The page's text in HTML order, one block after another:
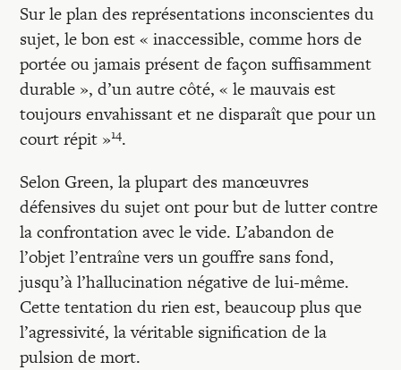
Sur le plan des représentations inconscientes du
sujet, le bon est « inaccessible, comme hors de
portée ou jamais présent de façon suffisamment
durable », d’un autre côté, « le mauvais est
toujours envahissant et ne disparaît que pour un
court répit »14.
Selon Green, la plupart des manœuvres
défensives du sujet ont pour but de lutter contre
la confrontation avec le vide. L’abandon de
l’objet l’entraîne vers un gouffre sans fond,
jusqu’à l’hallucination négative de lui-même.
Cette tentation du rien est, beaucoup plus que
l’agressivité, la véritable signification de la
pulsion de mort.